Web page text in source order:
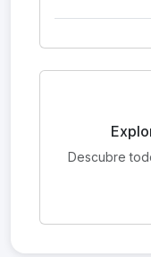
Descubre